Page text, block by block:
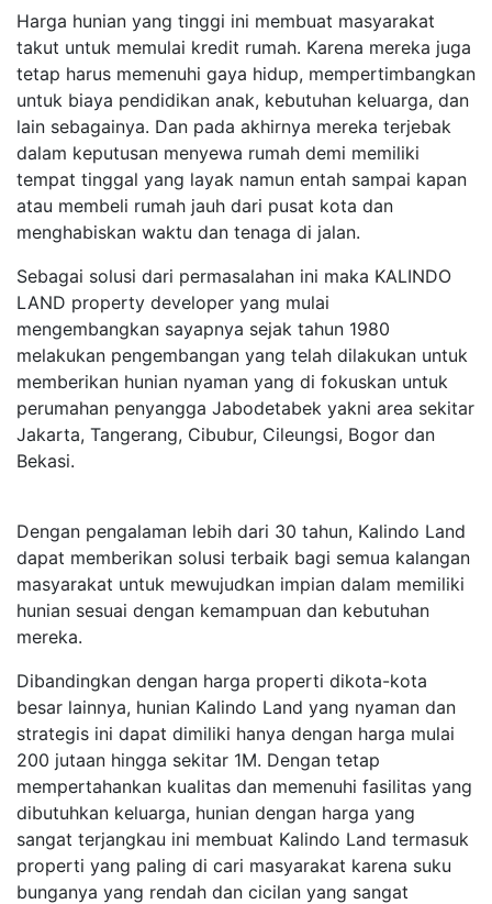
Harga hunian yang tinggi ini membuat masyarakat
takut untuk memulai kredit rumah. Karena mereka juga
tetap harus memenuhi gaya hidup, mempertimbangkan
untuk biaya pendidikan anak, kebutuhan keluarga, dan
lain sebagainya. Dan pada akhirnya mereka terjebak
dalam keputusan menyewa rumah demi memiliki
tempat tinggal yang layak namun entah sampai kapan
atau membeli rumah jauh dari pusat kota dan
menghabiskan waktu dan tenaga di jalan.
Sebagai solusi dari permasalahan ini maka KALINDO
LAND property developer yang mulai
mengembangkan sayapnya sejak tahun 1980
melakukan pengembangan yang telah dilakukan untuk
memberikan hunian nyaman yang di fokuskan untuk
perumahan penyangga Jabodetabek yakni area sekitar
Jakarta, Tangerang, Cibubur, Cileungsi, Bogor dan
Bekasi.
Dengan pengalaman lebih dari 30 tahun, Kalindo Land
dapat memberikan solusi terbaik bagi semua kalangan
masyarakat untuk mewujudkan impian dalam memiliki
hunian sesuai dengan kemampuan dan kebutuhan
mereka.
Dibandingkan dengan harga properti dikota-kota
besar lainnya, hunian Kalindo Land yang nyaman dan
strategis ini dapat dimiliki hanya dengan harga mulai
200 jutaan hingga sekitar 1M. Dengan tetap
mempertahankan kualitas dan memenuhi fasilitas yang
dibutuhkan keluarga, hunian dengan harga yang
sangat terjangkau ini membuat Kalindo Land termasuk
properti yang paling di cari masyarakat karena suku
bunganya yang rendah dan cicilan yang sangat